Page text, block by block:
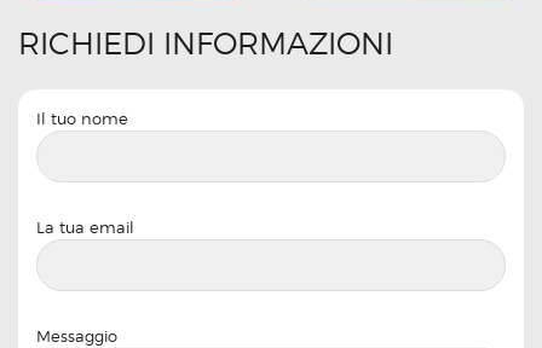
RICHIEDI INFORMAZIONI
Il tuo nome
La tua email
Messaggio